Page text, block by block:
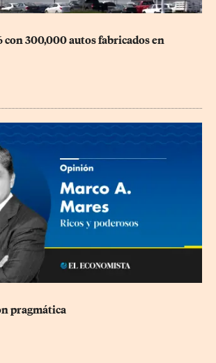
con 300,000 autos fabricados en
pragmática